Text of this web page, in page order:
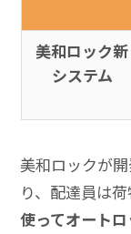
美和ロック新
システム
美和ロックが
り、配達員は
使ってオート